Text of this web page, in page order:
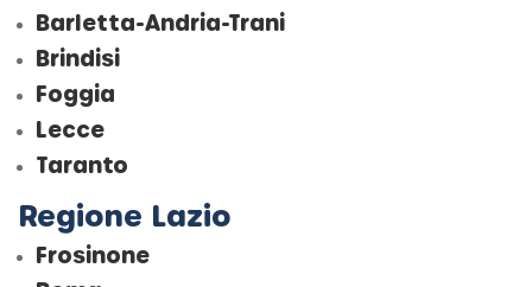
Barletta-Andria-Trani
Brindisi
Foggia
Lecce
Taranto
Regione Lazio
Frosinone